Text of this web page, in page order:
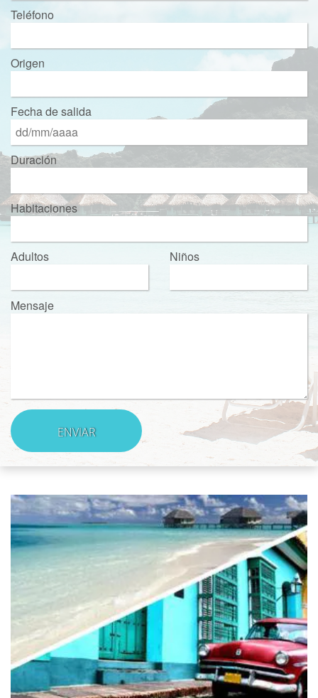
Teléfono
Origen
Fecha de salida
Duración
Habitaciones
Adultos Niños
Mensaje